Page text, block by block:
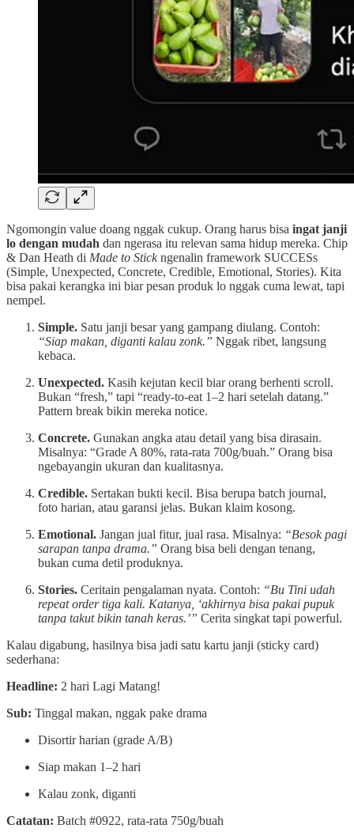
Ngomongin value doang nggak cukup. Orang harus bisa ingat janji
lo dengan mudah dan ngerasa itu relevan sama hidup mereka. Chip
& Dan Heath di Made to Stickngenalin framework SUCCESs
(Simple, Unexpected, Concrete, Credible, Emotional, Stories). Kita
bisa pakai kerangka ini biar pesan produk lo nggak cuma lewat, tapi
nempel.
Simple. Satu janji besar yang gampang diulang. Contoh:
“Siap makan, diganti kalau zonk.” Nggak ribet, langsung
kebaca.
Unexpected. Kasih kejutan kecil biar orang berhenti scroll.
Bukan “fresh,” tapi “ready-to-eat 1–2 hari setelah datang.”
Pattern break bikin mereka notice.
Concrete. Gunakan angka atau detail yang bisa dirasain.
Misalnya: “Grade A 80%, rata-rata 700g/buah.” Orang bisa
ngebayangin ukuran dan kualitasnya.
Credible. Sertakan bukti kecil. Bisa berupa batch journal,
foto harian, atau garansi jelas. Bukan klaim kosong.
Emotional. Jangan jual fitur, jual rasa. Misalnya: “Besok pagi
sarapan tanpa drama.” Orang bisa beli dengan tenang,
bukan cuma detil produknya.
Stories. Ceritain pengalaman nyata. Contoh: “Bu Tini udah
repeat order tiga kali. Katanya, ‘akhirnya bisa pakai pupuk
tanpa takut bikin tanah keras.’” Cerita singkat tapi powerful.
Kalau digabung, hasilnya bisa jadi satu kartu janji (sticky card)
sederhana:
Headline: 2 hari Lagi Matang!
Sub: Tinggal makan, nggak pake drama
Disortir harian (grade A/B)
Siap makan 1–2 hari
Kalau zonk, diganti
Catatan: Batch #0922, rata-rata 750g/buah